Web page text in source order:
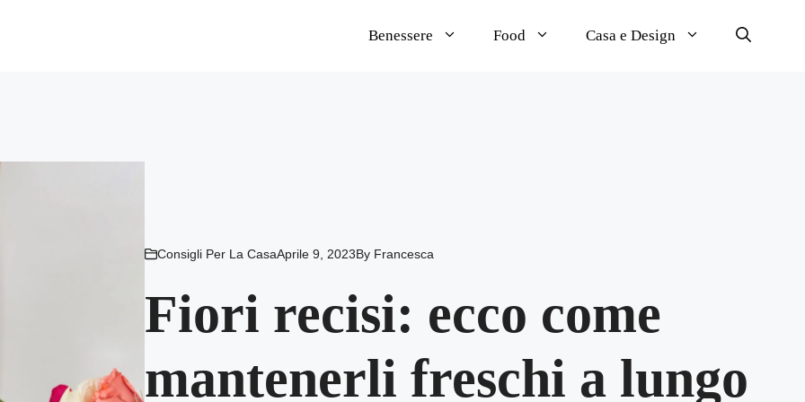
Benessere Food Casa e Design
Consigli Per La CasaAprile 9, 2023By Francesca
Fiori recisi: ecco come
mantenerli freschi a lungo